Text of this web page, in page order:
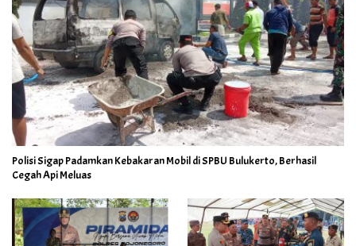
Polisi Sigap Padamkan Kebakaran Mobil di SPBU Bulukerto, Berhasil
Cegah Api Meluas